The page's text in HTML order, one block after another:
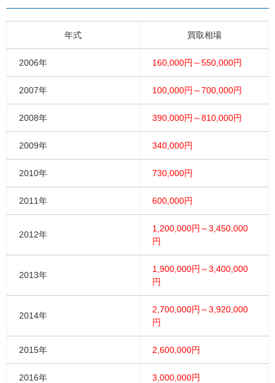
年式 買取相場
2006年 160,000円～550,000円
2007年 100,000円～700,000円
2008年 390,000円～810,000円
2009年 340,000円
2010年 730,000円
2011年 600,000円
2012年
1,200,000円～3,450,000
円
2013年
1,900,000円～3,400,000
円
2014年
2,700,000円～3,920,000
円
2015年 2,600,000円
2016年 3,000,000円